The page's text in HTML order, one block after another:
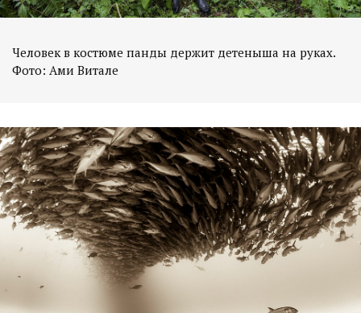
Человек в костюме панды держит детеныша на руках.
Фото: Ами Витале